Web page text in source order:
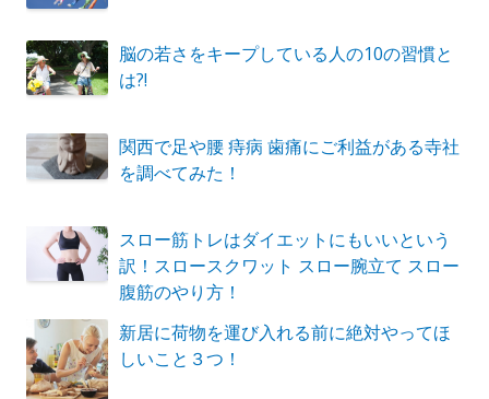
脳の若さをキープしている人の10の習慣と
は?!
関西で足や腰 痔病 歯痛にご利益がある寺社
を調べてみた！
スロー筋トレはダイエットにもいいという
訳！スロースクワット スロー腕立て スロー
腹筋のやり方！
新居に荷物を運び入れる前に絶対やってほ
しいこと３つ！